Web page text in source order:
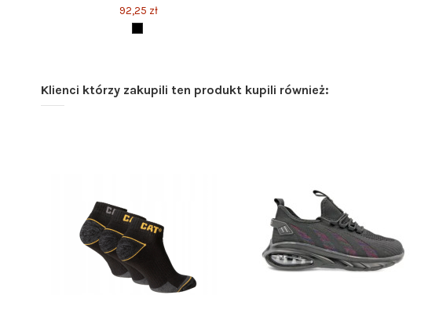
92,25 zł
Klienci którzy zakupili ten produkt kupili również: